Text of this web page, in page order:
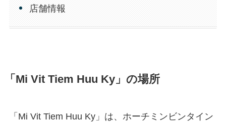
店舗情報
「Mi Vit Tiem Huu Ky」の場所
「Mi Vit Tiem Huu Ky」は、ホーチミンビンタイン